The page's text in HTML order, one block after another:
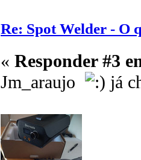
Re: Spot Welder - O
« Responder #3
Jm_araujo
já